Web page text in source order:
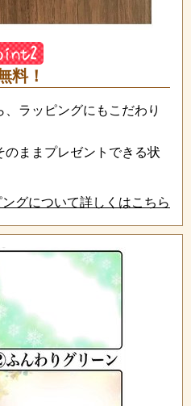
料！
ラッピングにもこだわり
ままプレゼントできる状
グについて詳しくはこちら